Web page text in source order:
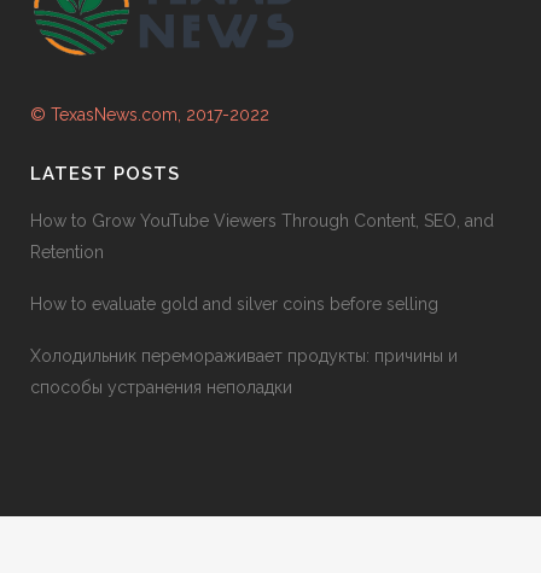
© TexasNews.com, 2017-2022
LATEST POSTS
How to Grow YouTube Viewers Through Content, SEO, and
Retention
How to evaluate gold and silver coins before selling
Холодильник перемораживает продукты: причины и
способы устранения неполадки